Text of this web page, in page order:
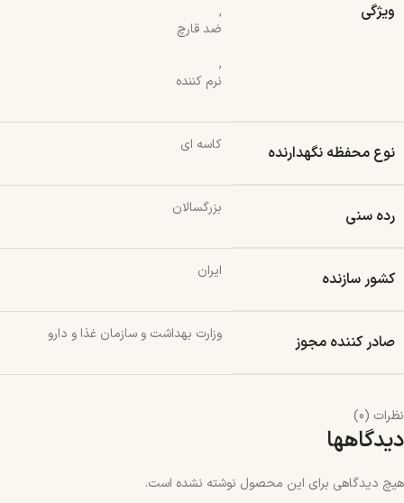
ویژگی
,
ضد قارچ
,
نرم کننده
نوع محفظه نگهدارنده کاسه ای
رده سنی بزرگسالان
کشور سازنده ایران
صادر کننده مجوز وزارت بهداشت و سازمان غذا و دارو
نظرات (0)
دیدگاهها
هیچ دیدگاهی برای این محصول نوشته نشده است.